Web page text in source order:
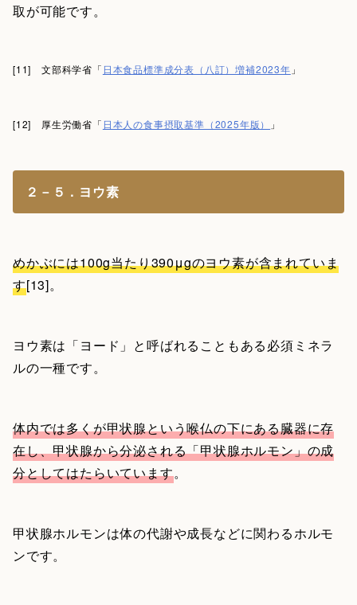
取が可能です。
[11] 文部科学省「 日本食品標準成分表（八訂）増補2023年 」
[12] 厚生労働省「 日本人の食事摂取基準（2025年版） 」
２－５．ヨウ素
めかぶには100g当たり390μgのヨウ素が含まれていま
す[13]。
ヨウ素は「ヨード」と呼ばれることもある必須ミネラ
ルの一種です。
体内では多くが甲状腺という喉仏の下にある臓器に存
在し、甲状腺から分泌される「甲状腺ホルモン」の成
分としてはたらいています。
甲状腺ホルモンは体の代謝や成長などに関わるホルモ
ンです。